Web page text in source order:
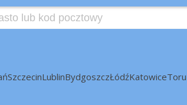
SzczecinLublinBydgoszczŁódźKatowice